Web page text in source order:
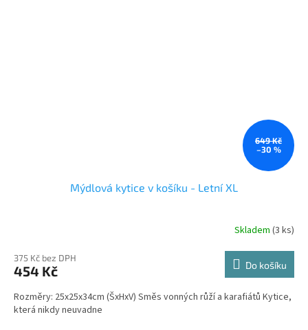
649 Kč
–30 %
Mýdlová kytice v košíku - Letní XL
produktu
je
z
5
Skladem(3 ks)
375 Kč bez DPH
454 Kč Do košíku
Rozměry: 25x25x34cm (ŠxHxV) Směs vonných růží a karafiátů Kytice,
která nikdy neuvadne